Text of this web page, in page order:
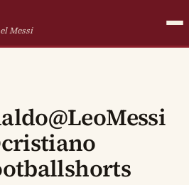
Messi